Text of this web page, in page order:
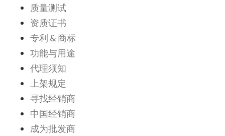
质量测试
资质证书
专利 & 商标
功能与用途
代理须知
上架规定
寻找经销商
中国经销商
成为批发商